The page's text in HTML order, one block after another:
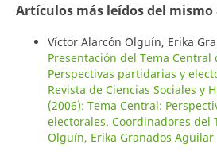
Artículos más leídos del
Víctor Alarcón Olguín, Erika
Presentación del Tema Central
Perspectivas partidarias y
Revista de Ciencias Sociales y
(2006): Tema Central:
electorales. Coordinadores del
Olguín, Erika Granados Aguilar